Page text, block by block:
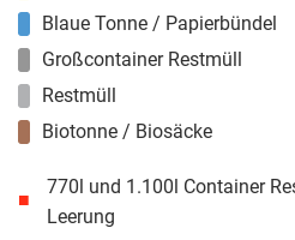
Blaue Tonne / Papierbündel
Großcontainer Restmüll
Restmüll
Biotonne / Biosäcke
■
770l und 1.100l Container
Leerung